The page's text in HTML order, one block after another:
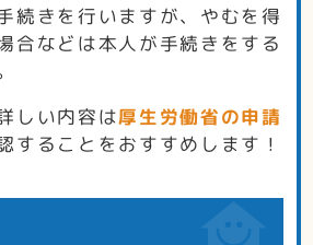
続きを行いますが、やむを得
合などは本人が手続きをする
しい内容は厚生労働省の申請
することをおすすめします！